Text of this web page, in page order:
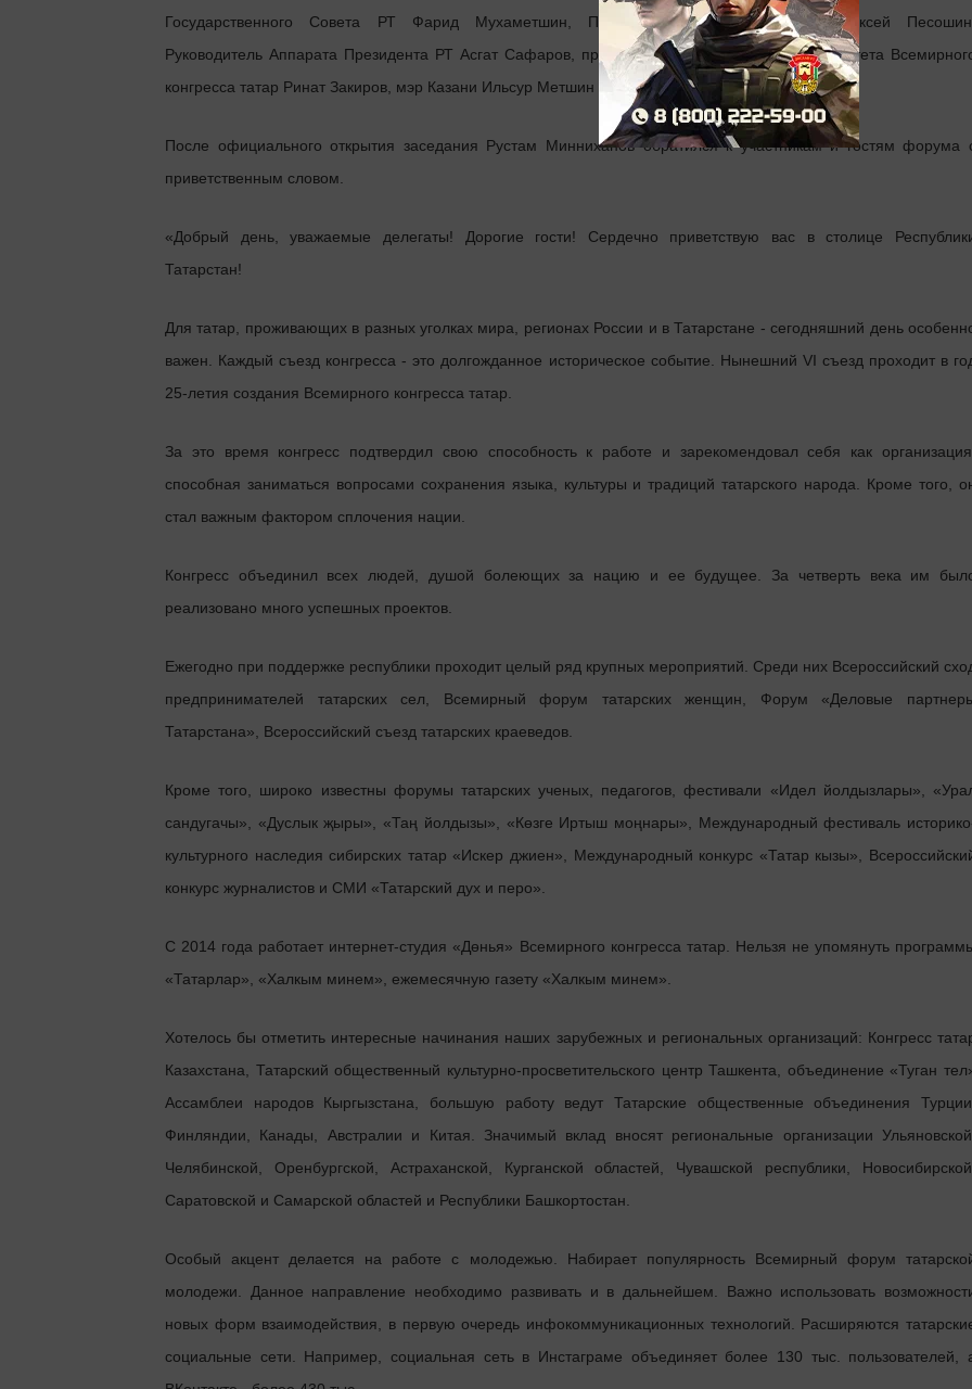
Государственного Совета РТ Фарид Мухаметшин, Премьер-министр Татарстана Алексей
Руководитель Аппарата Президента РТ Асгат Сафаров, председатель Исполнительного комитета
конгресса татар Ринат Закиров, мэр Казани Ильсур Метшин и другие.
После официального открытия заседания Рустам Минниханов обратился к участникам и гостям форума
приветственным словом.
«Добрый день, уважаемые делегаты! Дорогие гости! Сердечно приветствую вас в столице
Татарстан!
Для татар, проживающих в разных уголках мира, регионах России и в Татарстане - сегодняшний день
важен. Каждый съезд конгресса - это долгожданное историческое событие. Нынешний VI съезд проходит в
25-летия создания Всемирного конгресса татар.
За это время конгресс подтвердил свою способность к работе и зарекомендовал себя как
способная заниматься вопросами сохранения языка, культуры и традиций татарского народа. Кроме того,
стал важным фактором сплочения нации.
Конгресс объединил всех людей, душой болеющих за нацию и ее будущее. За четверть века им
реализовано много успешных проектов.
Ежегодно при поддержке республики проходит целый ряд крупных мероприятий. Среди них Всероссийский
предпринимателей татарских сел, Всемирный форум татарских женщин, Форум «Деловые
Татарстана», Всероссийский съезд татарских краеведов.
Кроме того, широко известны форумы татарских ученых, педагогов, фестивали «Идел йолдызлары»,
сандугачы», «Дуслык җыры», «Таң йолдызы», «Көзге Иртыш моңнары», Международный фестиваль
культурного наследия сибирских татар «Искер джиен», Международный конкурс «Татар кызы»,
конкурс журналистов и СМИ «Татарский дух и перо».
С 2014 года работает интернет-студия «Дөнья» Всемирного конгресса татар. Нельзя не упомянуть
«Татарлар», «Халкым минем», ежемесячную газету «Халкым минем».
Хотелось бы отметить интересные начинания наших зарубежных и региональных организаций: Конгресс
Казахстана, Татарский общественный культурно-просветительского центр Ташкента, объединение «Туган
Ассамблеи народов Кыргызстана, большую работу ведут Татарские общественные объединения
Финляндии, Канады, Австралии и Китая. Значимый вклад вносят региональные организации
Челябинской, Оренбургской, Астраханской, Курганской областей, Чувашской республики,
Саратовской и Самарской областей и Республики Башкортостан.
Особый акцент делается на работе с молодежью. Набирает популярность Всемирный форум
молодежи. Данное направление необходимо развивать и в дальнейшем. Важно использовать
новых форм взаимодействия, в первую очередь инфокоммуникационных технологий. Расширяются
социальные сети. Например, социальная сеть в Инстаграме объединяет более 130 тыс. пользователей,